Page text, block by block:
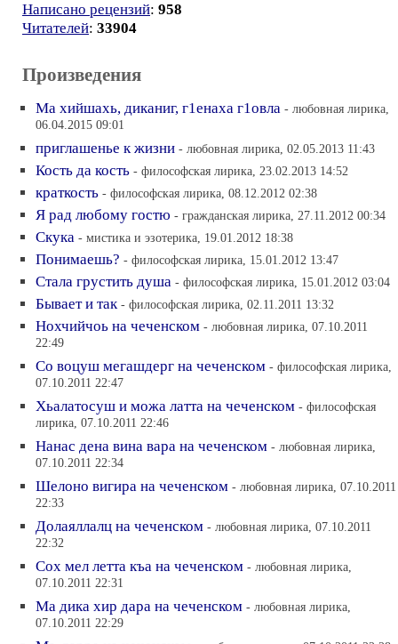
Написано рецензий: 958
Читателей: 33904
Произведения
Ма хийшахь, диканиг, г1енаха г1овла - любовная лирика,
06.04.2015 09:01
приглашенье к жизни - любовная лирика, 02.05.2013 11:43
Кость да кость - философская лирика, 23.02.2013 14:52
краткость - философская лирика, 08.12.2012 02:38
Я рад любому гостю - гражданская лирика, 27.11.2012 00:34
Скука - мистика и эзотерика, 19.01.2012 18:38
Понимаешь? - философская лирика, 15.01.2012 13:47
Стала грустить душа - философская лирика, 15.01.2012 03:04
Бывает и так - философская лирика, 02.11.2011 13:32
Нохчийчоь на чеченском - любовная лирика, 07.10.2011
22:49
Со воцуш мегашдерг на чеченском - философская лирика,
07.10.2011 22:47
Хьалатосуш и можа латта на чеченском - философская
лирика, 07.10.2011 22:46
Нанас дена вина вара на чеченском - любовная лирика,
07.10.2011 22:34
Шелоно вигира на чеченском - любовная лирика, 07.10.2011
22:33
Долаяллалц на чеченском - любовная лирика, 07.10.2011
22:32
Сох мел летта къа на чеченском - любовная лирика,
07.10.2011 22:31
Ма дика хир дара на чеченском - любовная лирика,
07.10.2011 22:29